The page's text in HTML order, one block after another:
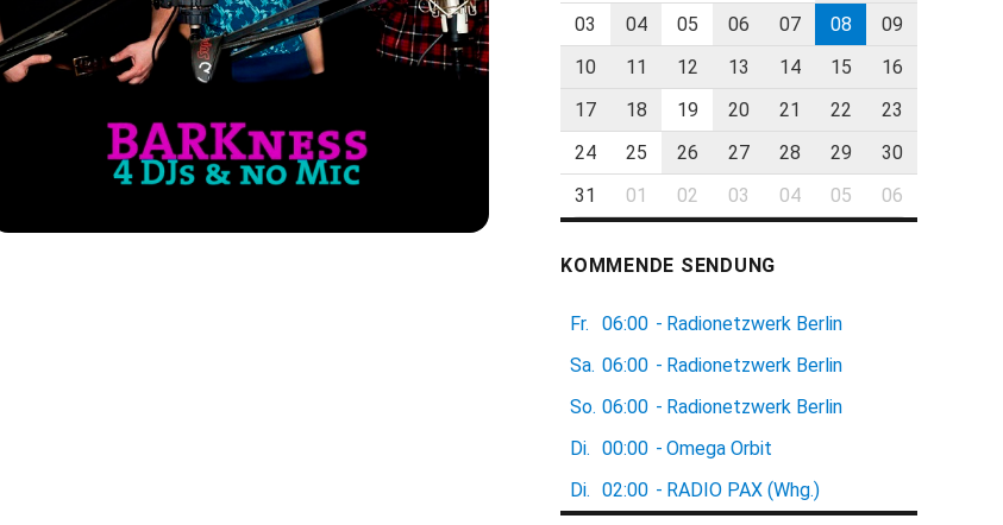
03
04 05 06 07 08
09
10
11 12 13 14 15
16
17
18 19 20 21 22
23
24
25 26 27 28 29
30
31
01 02 03 04 05 06
KOMMENDE SENDUNG
Fr. 06:00 - Radionetzwerk Berlin
Sa. 06:00 - Radionetzwerk Berlin
So. 06:00 - Radionetzwerk Berlin
Di. 00:00 - Omega Orbit
Di. 02:00 - RADIO PAX (Whg.)